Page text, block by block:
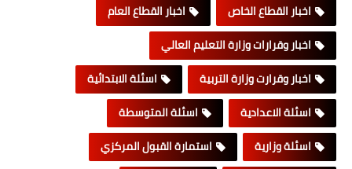
اخبار القطاع الخاص
اخبار القطاع العام
اخبار وقرارات وزارة التعليم العالي
اخبار وقرارت وزارة التربية
اسئلة الابتدائية
اسئلة الاعدادية
اسئلة المتوسطة
اسئلة وزارية
استمارة القبول المركزي